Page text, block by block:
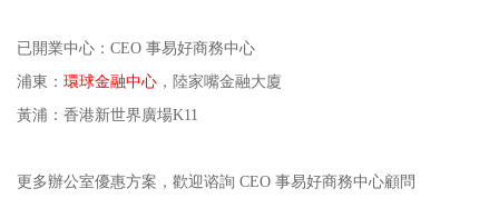
已開業中心： CEO 事易好商務中心
浦東： 環球金融中心 ， 陸家嘴金融大廈
黃浦： 香港新世界廣場K11
更多辦公室優惠方案，歡迎谘詢 CEO 事易好商務中心顧問